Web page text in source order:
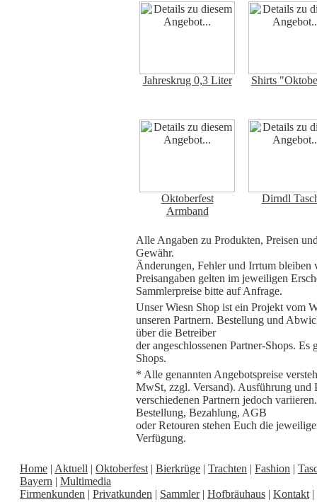
Jahreskrug 0,3 Liter Shirts
Oktoberfest
Armband
Dirndl
Alle Angaben zu Produkten, Preisen
Gewähr.
Änderungen, Fehler und Irrtum bleiben
Preisangaben gelten im jeweiligen
Sammlerpreise bitte auf Anfrage.
Unser Wiesn Shop ist ein Projekt vom
unseren Partnern. Bestellung und
über die Betreiber
der angeschlossenen Partner-Shops.
Shops.
* Alle genannten Angebotspreise
MwSt, zzgl. Versand). Ausführung und
verschiedenen Partnern jedoch
Bestellung, Bezahlung, AGB
oder Retouren stehen Euch die
Verfügung.
Home | Aktuell | Oktoberfest | Bierkrüge | Trachten | Fashion |
Bayern | Multimedia
Firmenkunden | Privatkunden | Sammler| Hofbräuhaus | Kontakt |